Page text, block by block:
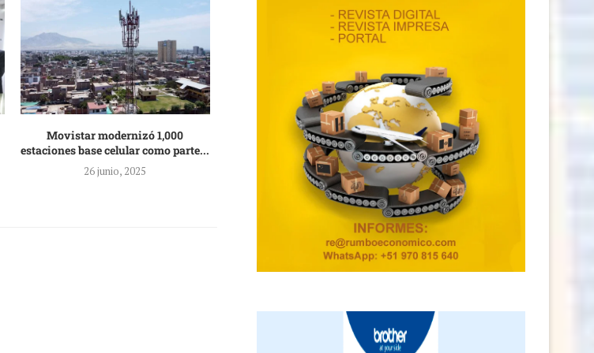
Movistar modernizó 1,000
estaciones base celular como parte...
26 junio, 2025
Conoce el procedimiento para
solicitar autorización para ser...
9 junio, 2025
Los usuarios no tienen la